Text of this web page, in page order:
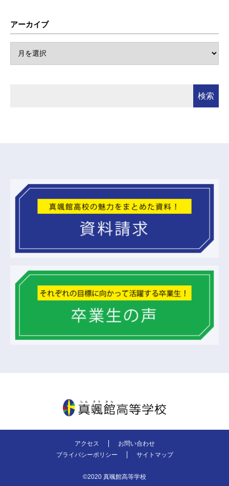
アーカイブ
アクセス
お問い合わせ
プライバシーポリシー
サイトマップ
©2020 真颯館高等学校